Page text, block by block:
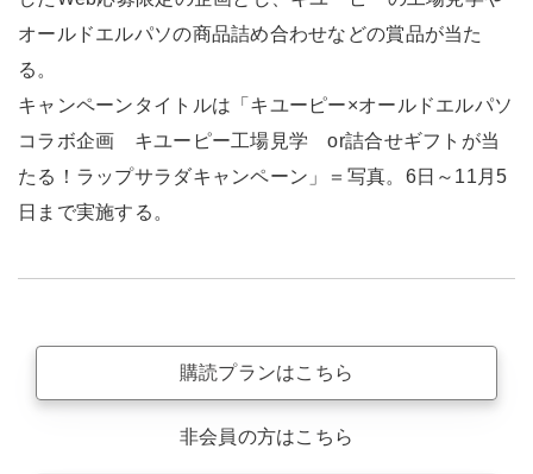
オールドエルパソの商品詰め合わせなどの賞品が当た
る。
キャンペーンタイトルは「キユーピー×オールドエルパソ
コラボ企画 キユーピー工場見学 or詰合せギフトが当
たる！ラップサラダキャンペーン」＝写真。6日～11月5
日まで実施する。
購読プランはこちら
非会員の方はこちら